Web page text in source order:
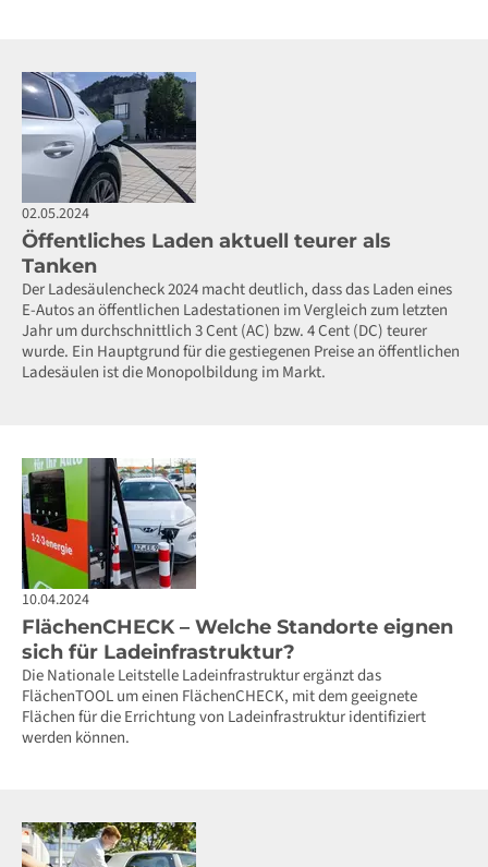
02.05.2024
Öffentliches Laden aktuell teurer als
Tanken
Der Ladesäulencheck 2024 macht deutlich, dass das Laden eines
E-Autos an öffentlichen Ladestationen im Vergleich zum letzten
Jahr um durchschnittlich 3 Cent (AC) bzw. 4 Cent (DC) teurer
wurde. Ein Hauptgrund für die gestiegenen Preise an öffentlichen
Ladesäulen ist die Monopolbildung im Markt.
10.04.2024
FlächenCHECK – Welche Standorte eignen
sich für Ladeinfrastruktur?
Die Nationale Leitstelle Ladeinfrastruktur ergänzt das
FlächenTOOL um einen FlächenCHECK, mit dem geeignete
Flächen für die Errichtung von Ladeinfrastruktur identifiziert
werden können.